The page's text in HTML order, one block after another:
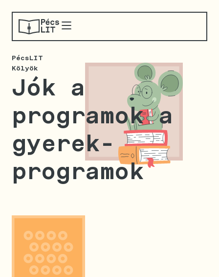
PécsLIT
Kölyök
Jók a
programok a
gyerek-
programok